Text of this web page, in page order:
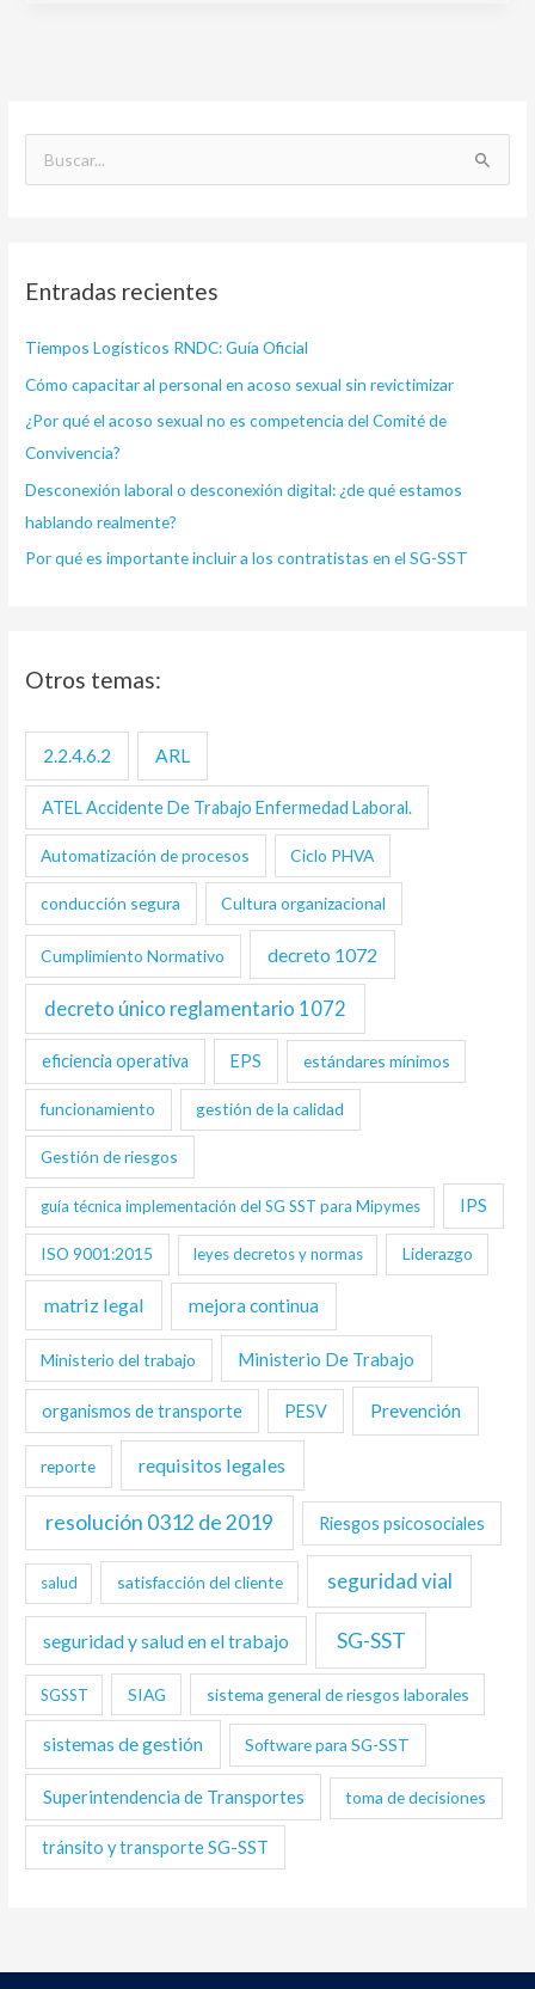
a
p
o
r
:
Entradas recientes
Tiempos Logísticos RNDC: Guía Oficial
Cómo capacitar al personal en acoso sexual sin revictimizar
¿Por qué el acoso sexual no es competencia del Comité de
Convivencia?
Desconexión laboral o desconexión digital: ¿de qué estamos
hablando realmente?
Por qué es importante incluir a los contratistas en el SG-SST
Otros temas:
2.2.4.6.2 ARL
ATEL Accidente De Trabajo Enfermedad Laboral.
Automatización de procesos Ciclo PHVA
conducción segura Cultura organizacional
Cumplimiento Normativo decreto 1072
decreto único reglamentario 1072
eficiencia operativa EPS estándares mínimos
funcionamiento gestión de la calidad
Gestión de riesgos
guía técnica implementación del SG SST para Mipymes IPS
ISO 9001:2015 leyes decretos y normas Liderazgo
matriz legal mejora continua
Ministerio del trabajo Ministerio De Trabajo
organismos de transporte PESV Prevención
reporte requisitos legales
resolución 0312 de 2019 Riesgos psicosociales
salud satisfacción del cliente seguridad vial
seguridad y salud en el trabajo SG-SST
SGSST SIAG sistema general de riesgos laborales
sistemas de gestión Software para SG-SST
Superintendencia de Transportes toma de decisiones
tránsito y transporte SG-SST